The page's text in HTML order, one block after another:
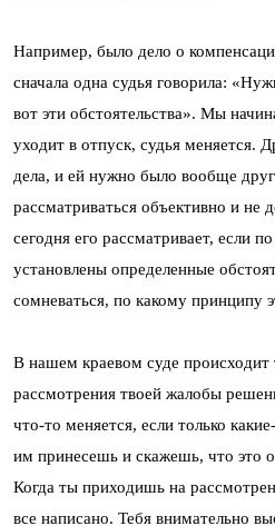
Например, было дело о
сначала одна судья говорила:
вот эти обстоятельства». Мы
уходит в отпуск, судья меняется.
дела, и ей нужно было вообще
рассматриваться объективно и не
сегодня его рассматривает, если
установлены определенные
сомневаться, по какому принципу
В нашем краевом суде происходит
рассмотрения твоей жалобы
что-то меняется, если только
им принесешь и скажешь, что это
Когда ты приходишь на
все написано. Тебя внимательно